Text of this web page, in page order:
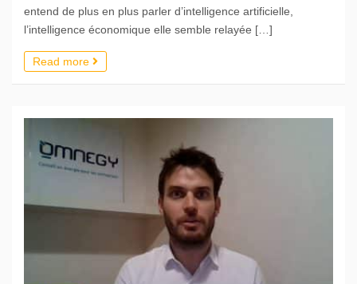
entend de plus en plus parler d’intelligence artificielle,
l’intelligence économique elle semble relayée […]
Read more